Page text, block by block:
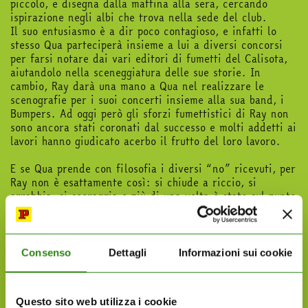
Consenso Dettagli Informazioni sui cookie
Questo sito web utilizza i cookie
piccolo, e disegna dalla mattina alla sera, cercando
ispirazione negli albi che trova nella sede del club.
Il suo entusiasmo è a dir poco contagioso, e infatti lo
stesso Qua parteciperà insieme a lui a diversi concorsi
per farsi notare dai vari editori di fumetti del Calisota,
aiutandolo nella sceneggiatura delle sue storie. In
cambio, Ray darà una mano a Qua nel realizzare le
scenografie per i suoi concerti insieme alla sua band, i
Bumpers. Ad oggi però gli sforzi fumettistici di Ray non
sono ancora stati coronati dal successo e molti addetti ai
lavori hanno giudicato acerbo il frutto del loro lavoro.
E se Qua prende con filosofia i diversi “no” ricevuti, per
Ray non è esattamente così: si chiude a riccio, si
arrabbia, si scoraggia e più di una volta è stato sul punto
di buttare via le sue tavole e rinunciare al grande sogno.
Il paperotto rappresenta un avatar perfetto per molti
autori disneyani che attraverso le sue traversie hanno
voluto raccontarci i loro primi passi per entrare nel